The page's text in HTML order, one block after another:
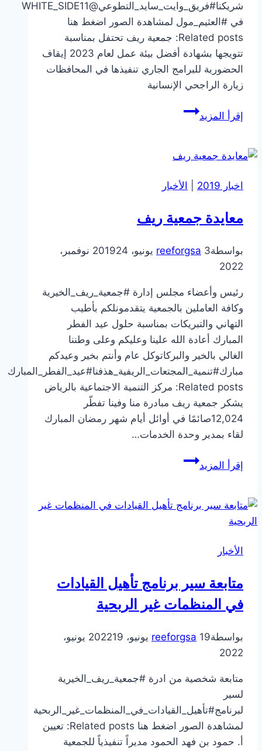
شريكنا#فريق_وايت_سايد_التطوعي@WHITE_SIDE11
في #العثيم_مول لمشاهدة الصور اضغط هنا
Related posts: جمعية ريف تحتفل بمناسبة
تتويجها بشهادة أفضل بيئة عمل لعام 2023 إيقاف
الحضورية للبرامج الجاري تنفيذها في المحافظات
زيارة الراجحي الإنسانية
إقرأ المزيدفعالية
اخبار 2019 الأخبار
معايدة جمعية ريف
بواسطة reeforgsa 3 يونيو، 2019
24 نوفمبر،
2022
رئيس وأعضاء مجلس إدارة #جمعية_ريف_الخيرية
وكافة العاملين بالجمعية يتقدمونلكم بأطيب
التهاني والتبريكات بمناسبة حلول عيد الفطر
المبارك أعادة الله علينا وعليكم وعلى وطننا
الغالي بالخير والبركاتوكل عام وأنتم بخير وعيدكم
مبارك#تنمية_المجتعات_الريفية_هذفنا#عيد_الفطر_المبارك
Related posts: مركز التنمية الاجتماعية بالرياض
يشكر جمعية ريف مبادرة منا وفينا تفطّر
12,024صائمًا في أوائل أيام شهر رمضان المبارك
لقاء بمدير وحدة الخدمات…
إقرأ المزيدمعايدة
الأخبار
متابعة سير برنامج تأهيل القيادات
في المنظمات غير الربحية
بواسطة reeforgsa 19 يونيو، 2022
19 يونيو،
2022
متابعة شخصية من ادرة #جمعية_ريف_الخيرية
لسير
لبرنامج#تأهيل_القيادات_في_المنظمات_غير_الربحية
لمشاهدة الصور اضغط هنا Related posts: تعيين
أ. حمود بن فهد الحمود مديراً تنفيذياً للجمعية